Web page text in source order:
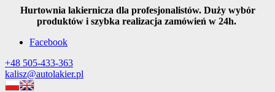
Hurtownia lakiernicza dla profesjonalistów. Duży wybór
produktów i szybka realizacja zamówień w 24h.
Facebook
+48 505-433-363
kalisz@autolakier.pl